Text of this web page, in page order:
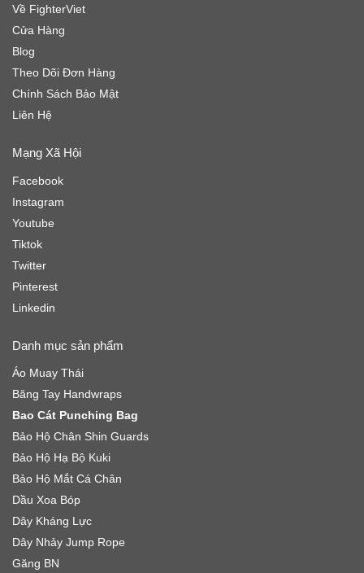
Về FighterViet
Cửa Hàng
Blog
Theo Dõi Đơn Hàng
Chính Sách Bảo Mật
Liên Hệ
Mạng Xã Hội
Facebook
Instagram
Youtube
Tiktok
Twitter
Pinterest
Linkedin
Danh mục sản phẩm
Áo Muay Thái
Băng Tay Handwraps
Bao Cát Punching Bag
Bảo Hộ Chân Shin Guards
Bảo Hộ Hạ Bộ Kuki
Bảo Hộ Mắt Cá Chân
Dầu Xoa Bóp
Dây Kháng Lực
Dây Nhảy Jump Rope
Găng BN